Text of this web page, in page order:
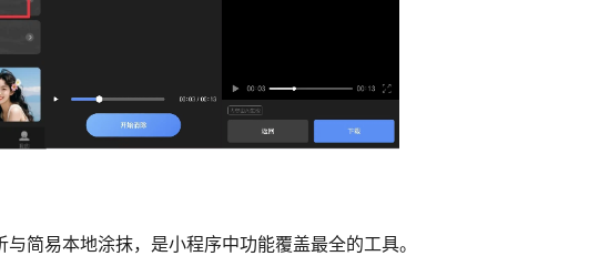
简易本地涂抹，是小程序中功能覆盖最全的工具。